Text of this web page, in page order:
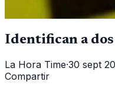
Identifican a
La Hora Time·30 sept
Compartir